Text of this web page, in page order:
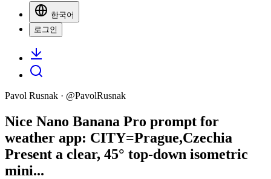
한국어
로그인
Pavol Rusnak · @PavolRusnak
Nice Nano Banana Pro prompt for
weather app: CITY=Prague,Czechia
Present a clear, 45° top-down isometric
mini...